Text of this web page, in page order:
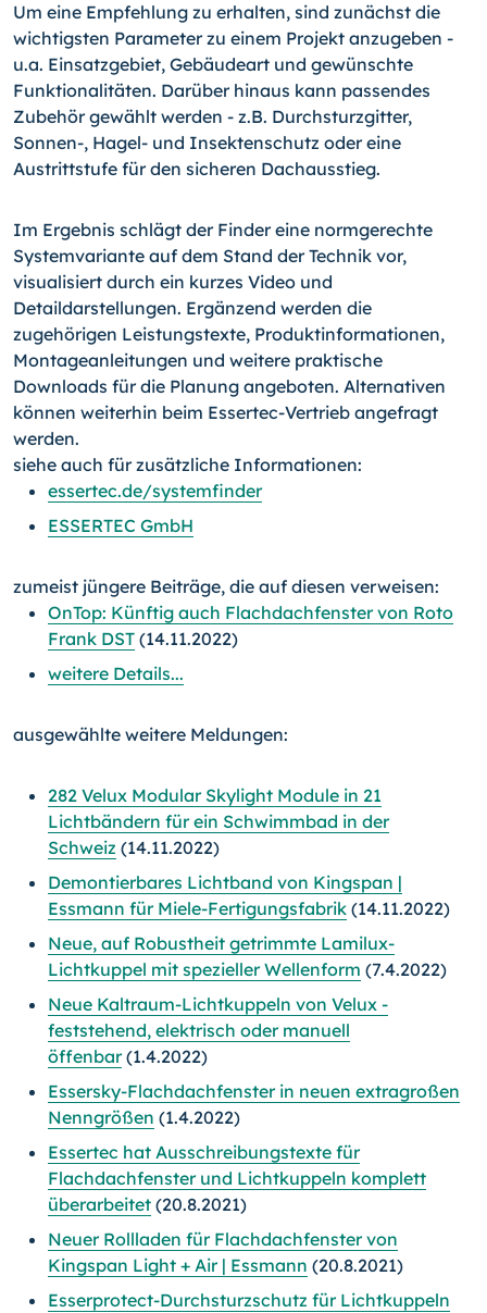
Um eine Empfehlung zu erhalten, sind zunächst die
wichtigsten Parameter zu einem Projekt anzugeben -
u.a. Einsatzgebiet, Gebäudeart und gewünschte
Funktionalitäten. Darüber hinaus kann passendes
Zubehör gewählt werden - z.B. Durchsturzgitter,
Sonnen-, Hagel- und Insektenschutz oder eine
Austrittstufe für den sicheren Dachausstieg.
Im Ergebnis schlägt der Finder eine normgerechte
Systemvariante auf dem Stand der Technik vor,
visualisiert durch ein kurzes Video und
Detaildarstellungen. Ergänzend werden die
zugehörigen Leistungstexte, Produktinformationen,
Montageanleitungen und weitere praktische
Downloads für die Planung angeboten. Alternativen
können weiterhin beim Essertec-Vertrieb angefragt
werden.
siehe auch für zusätzliche Informationen:
essertec.de/systemfinder
ESSERTEC GmbH
zumeist jüngere Beiträge, die auf diesen verweisen:
OnTop: Künftig auch Flachdachfenster von Roto
Frank DST (14.11.2022)
weitere Details...
ausgewählte weitere Meldungen:
282 Velux Modular Skylight Module in 21
Lichtbändern für ein Schwimmbad in der
Schweiz (14.11.2022)
Demontierbares Lichtband von Kingspan |
Essmann für Miele-Fertigungsfabrik (14.11.2022)
Neue, auf Robustheit getrimmte Lamilux-
Lichtkuppel mit spezieller Wellenform (7.4.2022)
Neue Kaltraum-Lichtkuppeln von Velux -
feststehend, elektrisch oder manuell
öffenbar(1.4.2022)
Essersky-Flachdachfenster in neuen extragroßen
Nenngrößen (1.4.2022)
Essertec hat Ausschreibungstexte für
Flachdachfenster und Lichtkuppeln komplett
überarbeitet (20.8.2021)
Neuer Rollladen für Flachdachfenster von
Kingspan Light + Air | Essmann (20.8.2021)
Esserprotect-Durchsturzschutz für Lichtkuppeln